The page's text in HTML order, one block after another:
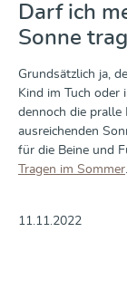
Darf ich
Sonne
Grundsätzlich ja,
Kind im Tuch oder
dennoch die pralle
ausreichenden
für die Beine und
Tragen im Sommer
11.11.2022